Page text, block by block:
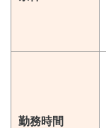
勤務時間